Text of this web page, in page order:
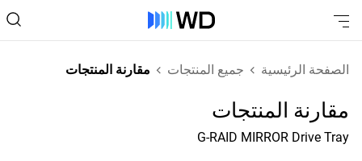
الصفحة الرئيسية جميع المنتجات مقارنة المنتجات
مقارنة المنتجات
G-RAID MIRROR Drive Tray